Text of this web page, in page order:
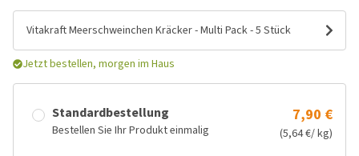
Vitakraft Meerschweinchen Kräcker - Multi Pack - 5 Stück
Jetzt bestellen, morgen im Haus
Standardbestellung
Bestellen Sie Ihr Produkt einmalig
7,90 €
(5,64 €/ kg)